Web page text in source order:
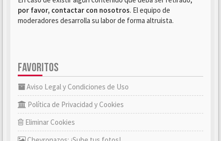
por favor, contactar con nosotros. El equipo de
moderadores desarrolla su labor de forma altruista.
FAVORITOS
Aviso Legal y Condiciones de Uso
Política de Privacidad y Cookies
Eliminar Cookies